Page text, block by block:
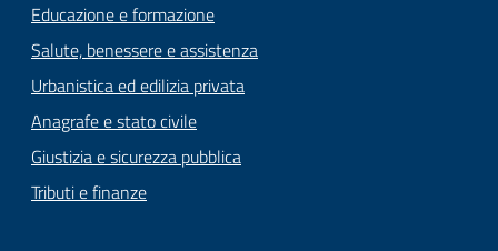
Educazione e formazione
Salute, benessere e assistenza
Urbanistica ed edilizia privata
Anagrafe e stato civile
Giustizia e sicurezza pubblica
Tributi e finanze